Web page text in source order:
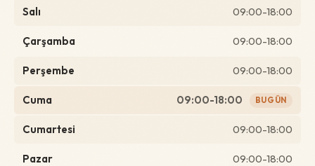
Salı 09:00-18:00
Çarşamba 09:00-18:00
Perşembe 09:00-18:00
Cuma 09:00-18:00 BUGÜN
Cumartesi 09:00-18:00
Pazar 09:00-18:00